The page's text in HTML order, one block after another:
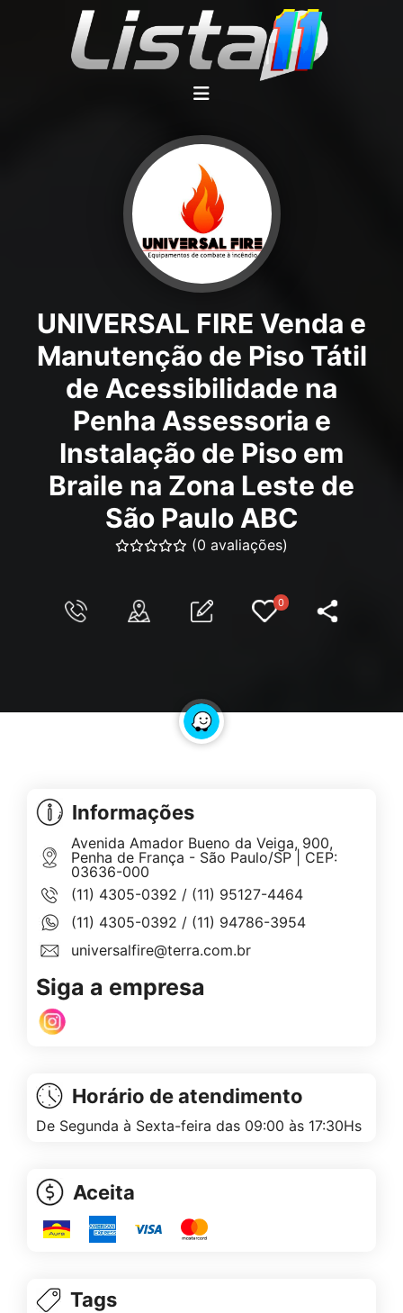
UNIVERSAL FIRE Venda e
Manutenção de Piso Tátil
de Acessibilidade na
Penha Assessoria e
Instalação de Piso em
Braile na Zona Leste de
São Paulo ABC
(0 avaliações)
0
Informações
Avenida Amador Bueno da Veiga, 900,
Penha de França - São Paulo/SP | CEP:
03636-000
(11) 4305-0392 / (11) 95127-4464
(11) 4305-0392 / (11) 94786-3954
universalfire@terra.com.br
Siga a empresa
Horário de atendimento
De Segunda à Sexta-feira das 09:00 às 17:30Hs
Aceita
Tags